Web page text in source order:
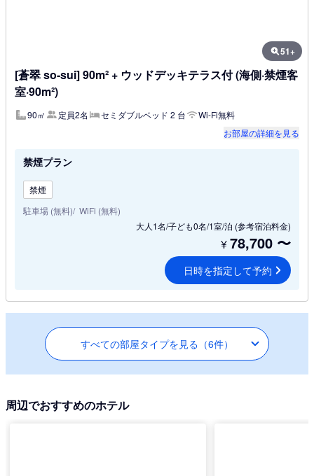
51+
[蒼翠 so-sui] 90m² + ウッドデッキテラス付 (海側·禁煙客
室·90m²)
90㎡ 定員2名 セミダブルベッド 2 台
Wi-Fi無料
お部屋の詳細を見る
禁煙プラン
禁煙
駐車場 (無料) WiFi (無料)
大人1名/子ども0名/1室/泊 (参考宿泊料金)
¥78,700 〜
日時を指定して予約
すべての部屋タイプを見る（6件）
周辺でおすすめのホテル